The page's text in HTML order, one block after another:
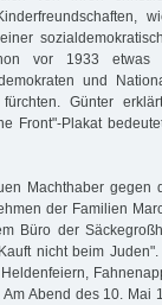
vor 1933 etwas
und
Günter
Front"-Plakat
Machthaber gegen
der Familien
Büro der
nicht beim
Abend des 10. Mai